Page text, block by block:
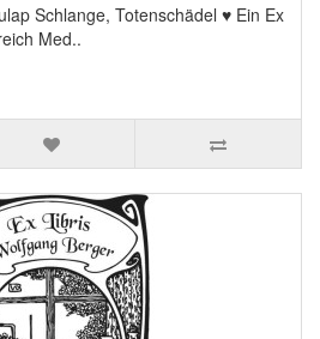
Schlange, Totenschädel ♥ Ein Ex
Med..